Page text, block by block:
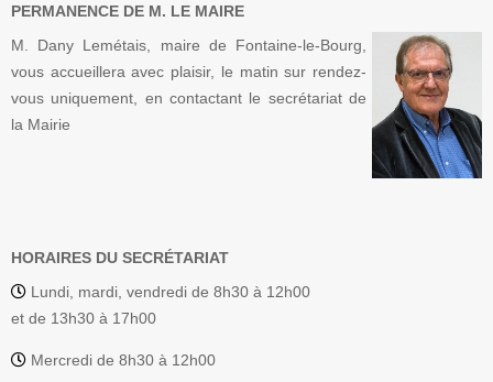
PERMANENCE DE M. LE MAIRE
M. Dany Lemétais, maire de Fontaine-le-Bourg,
vous accueillera avec plaisir, le matin sur rendez-
vous uniquement, en contactant le secrétariat de
la Mairie
HORAIRES DU SECRÉTARIAT
Lundi, mardi, vendredi de 8h30 à 12h00
et de 13h30 à 17h00
Mercredi de 8h30 à 12h00